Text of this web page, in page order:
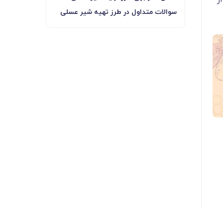
سوالات متداول در طرز تهیه شیر عسلی